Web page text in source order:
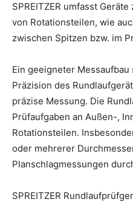
SPREITZER umfasst
von Rotationsteilen, wie
zwischen Spitzen bzw. im
Ein geeigneter
Präzision des
präzise Messung. Die
Prüfaufgaben an Außen-,
Rotationsteilen.
oder mehrerer
Planschlagmessungen
SPREITZER